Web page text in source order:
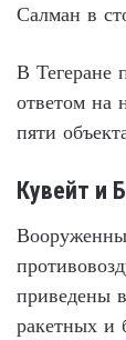
Салман в
В Тегеране
ответом на
пяти
Кувейт и
приведены
ракетных и